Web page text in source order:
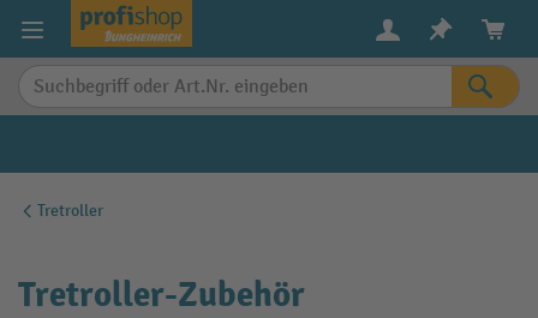
springen
Tretroller
Tretroller-Zubehör